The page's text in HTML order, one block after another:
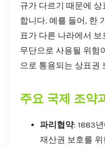
규가 다르기 때문에
합니다. 예를 들어, 한
표가 다른 나라에서
무단으로 사용될 위험
으로 통용되는 상표권
주요 국제 조약
파리협약: 1883
재산권 보호를